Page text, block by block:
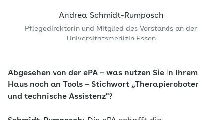
Andrea Schmidt-Rumposch
Pflegedirektorin und Mitglied des Vorstands an der
Universitätsmedizin Essen
Abgesehen von der ePA – was nutzen Sie in Ihrem
Haus noch an Tools – Stichwort „Therapieroboter
und technische Assistenz"?